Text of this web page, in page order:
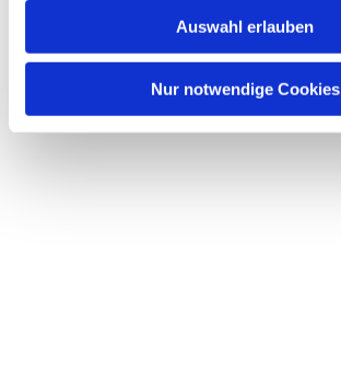
Auswahl erlauben
Nur notwendige Cookies